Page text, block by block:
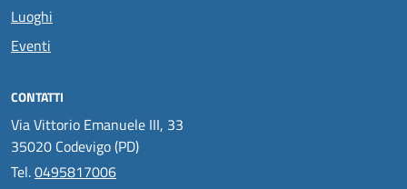
Luoghi
Eventi
CONTATTI
Via Vittorio Emanuele III, 33
35020 Codevigo (PD)
Tel.0495817006